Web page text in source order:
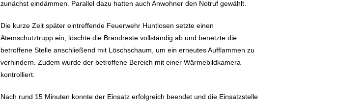
zunächst eindämmen. Parallel dazu hatten auch Anwohner den Notruf gewählt.
Die kurze Zeit später eintreffende Feuerwehr Huntlosen setzte einen
Atemschutztrupp ein, löschte die Brandreste vollständig ab und benetzte die
betroffene Stelle anschließend mit Löschschaum, um ein erneutes Aufflammen zu
verhindern. Zudem wurde der betroffene Bereich mit einer Wärmebildkamera
kontrolliert.
Nach rund 15 Minuten konnte der Einsatz erfolgreich beendet und die Einsatzstelle